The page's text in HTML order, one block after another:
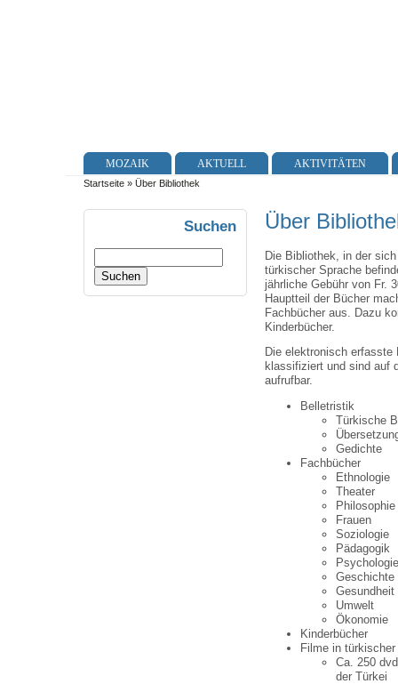
MOZAIK AKTUELL AKTIVITÄTEN
Startseite » Über Bibliothek
Über
Die Bibliothek, in der
türkischer Sprache
jährliche Gebühr von Fr.
Hauptteil der Bücher
Fachbücher aus. Dazu
Kinderbücher.
Die elektronisch erfasste
klassifiziert und sind auf
aufrufbar.
Belletristik
Türkische
Gedichte
Fachbücher
Ethnologie
Theater
Philosophie
Frauen
Soziologie
Pädagogik
Psychologie
Geschichte
Gesundheit
Umwelt
Ökonomie
Kinderbücher
Filme in
Ca. 250
der Türkei
Suchen